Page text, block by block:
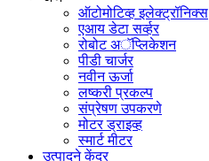
ऑटोमोटिव्ह इलेक्ट्रॉनिक्स
एआय डेटा सर्व्हर
रोबोट अॅप्लिकेशन
पीडी चार्जर
नवीन ऊर्जा
लष्करी प्रकल्प
संप्रेषण उपकरणे
मोटर ड्राइव्ह
स्मार्ट मीटर
उत्पादने केंद्र